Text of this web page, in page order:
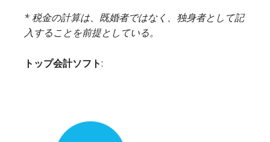
* 税金の計算は、既婚者ではなく、独身者として記
入することを前提としている。
トップ会計ソフト: